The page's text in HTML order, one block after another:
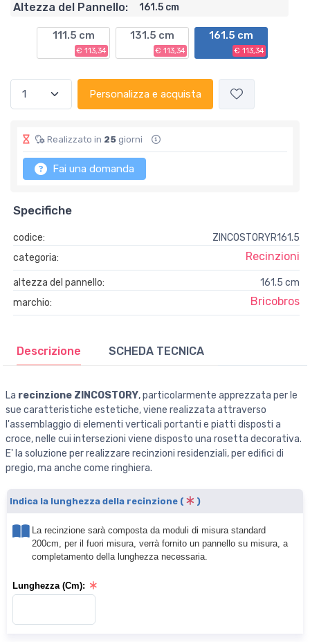
Altezza del Pannello: 161.5 cm
111.5 cm
€ 113,34
131.5 cm
€ 113,34
161.5 cm
€ 113,34
Personalizza e acquista
Realizzato in 25 giorni
Fai una domanda
Specifiche
codice:
ZINCOSTORYR161.5
categoria:
Recinzioni
altezza del pannello:
161.5 cm
marchio:
Bricobros
Descrizione SCHEDA TECNICA
La recinzione ZINCOSTORY, particolarmente apprezzata per le
sue caratteristiche estetiche, viene realizzata attraverso
l'assemblaggio di elementi verticali portanti e piatti disposti a
croce, nelle cui intersezioni viene disposto una rosetta decorativa.
E' la soluzione per realizzare recinzioni residenziali, per edifici di
pregio, ma anche come ringhiera.
Indica la lunghezza della recinzione ( )
La recinzione sarà composta da moduli di misura standard
200cm, per il fuori misura, verrà fornito un pannello su misura, a
completamento della lunghezza necessaria.
Lunghezza (Cm):